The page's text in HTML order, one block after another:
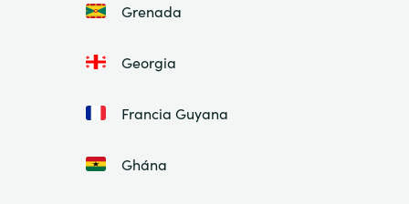
Grenada
Georgia
Francia Guyana
Ghána